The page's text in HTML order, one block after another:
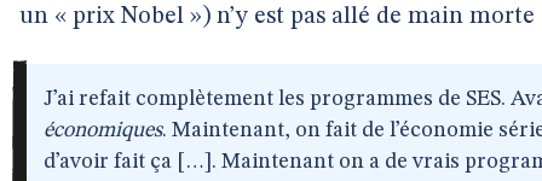
un « prix Nobel ») n’y est pas allé de main morte
J’ai refait complètement les programmes de SES.
économiques. Maintenant, on fait de l’économie
d’avoir fait ça […]. Maintenant on a de vrais